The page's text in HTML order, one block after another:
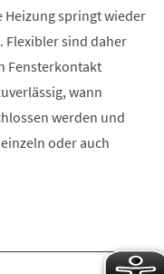
Heizung springt wieder
Flexibler sind daher
Fensterkontakt
wann
werden und
oder auch